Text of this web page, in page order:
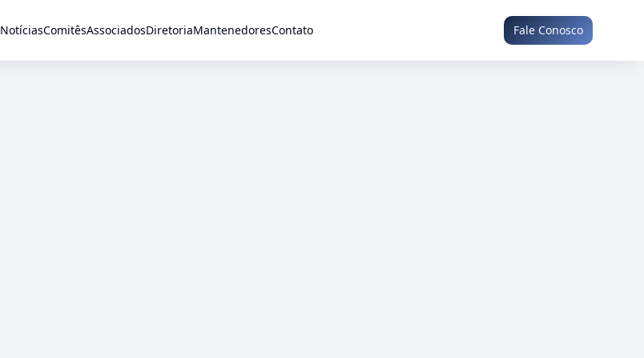
NotíciasComitêsAssociadosDiretoriaMantenedoresContato Fale Conosco